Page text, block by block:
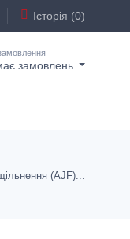
Історія (0)
замовлень
(AJF)